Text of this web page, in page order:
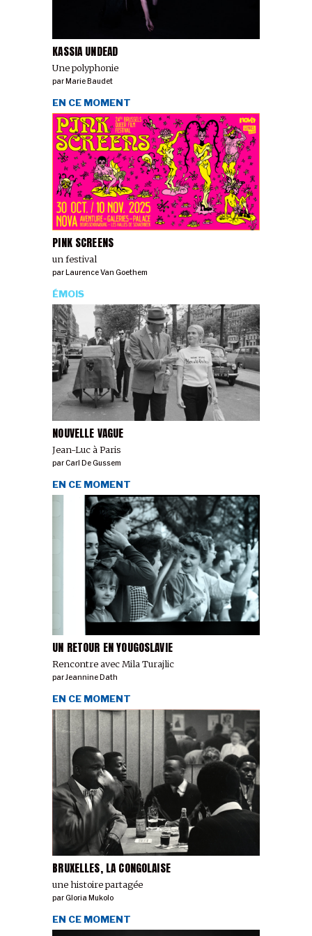
KASSIA UNDEAD
Une polyphonie
par Marie Baudet
PINK SCREENS
un festival
EN CE MOMENT
parLaurence Van Goethem
NOUVELLE VAGUE
Jean-Luc à Paris
ÉMOIS
parCarl De Gussem
UN RETOUR EN YOUGOSLAVIE
Rencontre avec Mila Turajlic
EN CE MOMENT
parJeannine Dath
BRUXELLES, LA CONGOLAISE
une histoire partagée
EN CE MOMENT
parGloria Mukolo
EN CE MOMENT